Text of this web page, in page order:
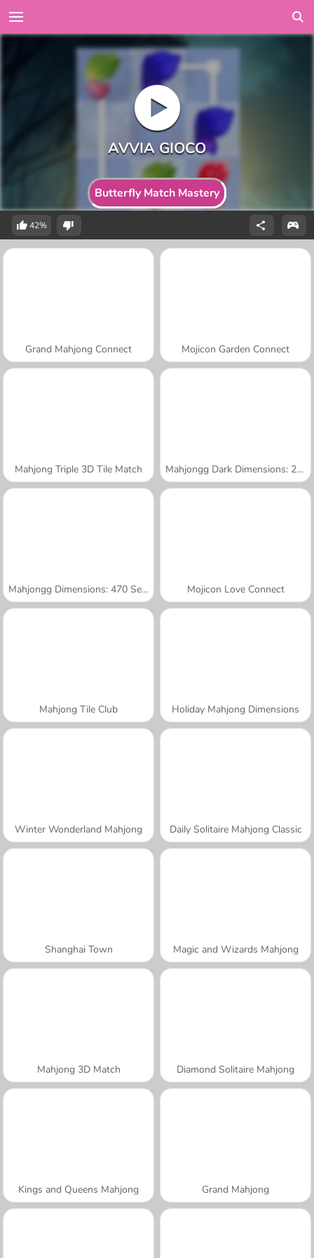
Butterfly Match Mastery
42%
Grand Mahjong Connect Mojicon Garden Connect
Mahjong Triple 3D Tile Match Mahjongg Dark Dimensions: 210 Seconds
Mahjongg Dimensions: 470 Seconds Mojicon Love Connect
Mahjong Tile Club Holiday Mahjong Dimensions
Winter Wonderland Mahjong Daily Solitaire Mahjong Classic
Shanghai Town Magic and Wizards Mahjong
Mahjong 3D Match Diamond Solitaire Mahjong
Kings and Queens Mahjong Grand Mahjong